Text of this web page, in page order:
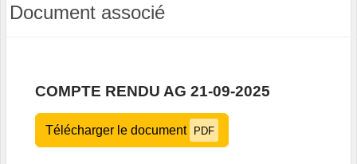
Document associé
COMPTE RENDU AG 21-09-2025
Télécharger le document PDF